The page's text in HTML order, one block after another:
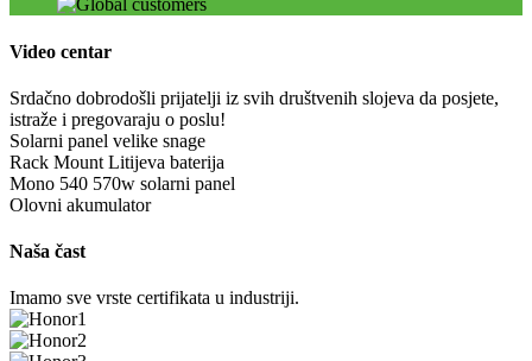
Video centar
Srdačno dobrodošli prijatelji iz svih društvenih slojeva da posjete,
istraže i pregovaraju o poslu!
Solarni panel velike snage
Rack Mount Litijeva baterija
Mono 540 570w solarni panel
Olovni akumulator
Naša čast
Imamo sve vrste certifikata u industriji.